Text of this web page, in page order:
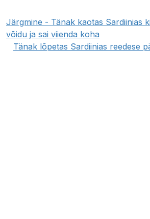
Järgmine - Tänak kaotas Sardiinias
võidu ja sai viienda koha
Tänak lõpetas Sardiinias reedese